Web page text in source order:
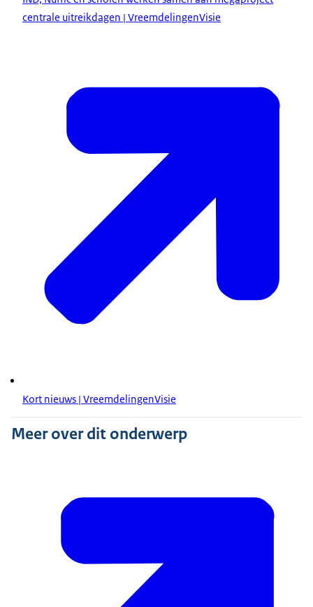
centrale uitreikdagen | VreemdelingenVisie
Kort nieuws | VreemdelingenVisie
Meer over dit onderwerp